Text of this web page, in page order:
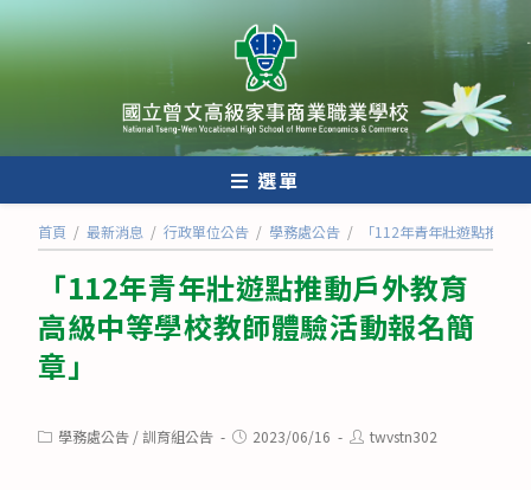
跳
轉
至
內
選單
首頁 / 最新消息 / 行政單位公告 / 學務處公告 / 「112年青年壯遊點推動
「112年青年壯遊點推動戶外教育
高級中等學校教師體驗活動報名簡
章」
Post學務處公告 /訓育組公告
Post2023/06/16
Posttwvstn302